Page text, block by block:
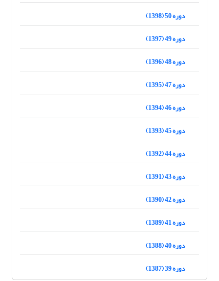
دوره 50 (1398)
دوره 49 (1397)
دوره 48 (1396)
دوره 47 (1395)
دوره 46 (1394)
دوره 45 (1393)
دوره 44 (1392)
دوره 43 (1391)
دوره 42 (1390)
دوره 41 (1389)
دوره 40 (1388)
دوره 39 (1387)